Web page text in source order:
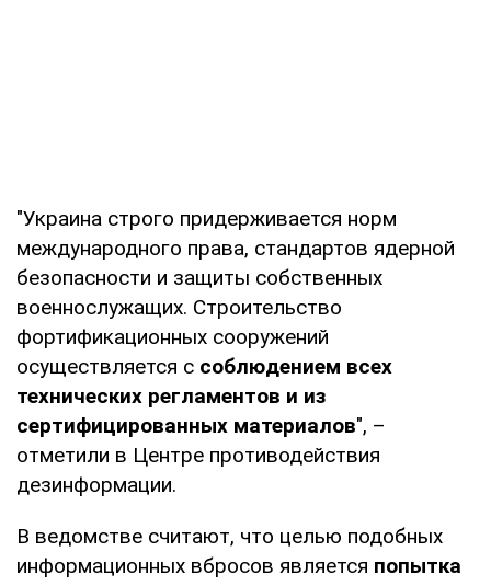
"Украина строго придерживается норм
международного права, стандартов ядерной
безопасности и защиты собственных
военнослужащих. Строительство
фортификационных сооружений
осуществляется с соблюдением всех
технических регламентов и из
сертифицированных материалов", –
отметили в Центре противодействия
дезинформации.
В ведомстве считают, что целью подобных
информационных вбросов является попытка